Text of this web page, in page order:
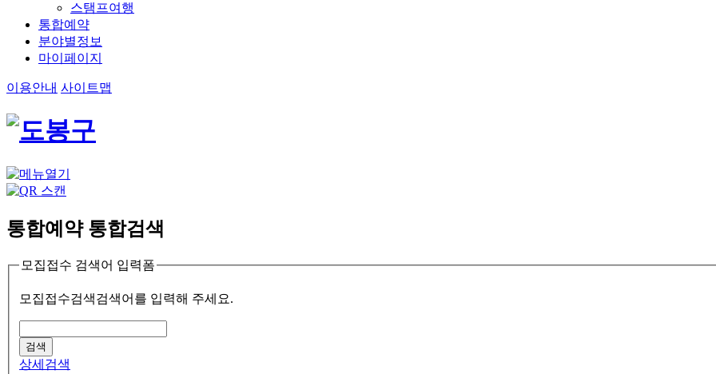
스탬프여행
통합예약
분야별정보
마이페이지
이용안내 사이트맵
통합예약 통합검색
모집접수 검색어 입력폼
모집접수검색검색어를 입력해 주세요.
상세검색